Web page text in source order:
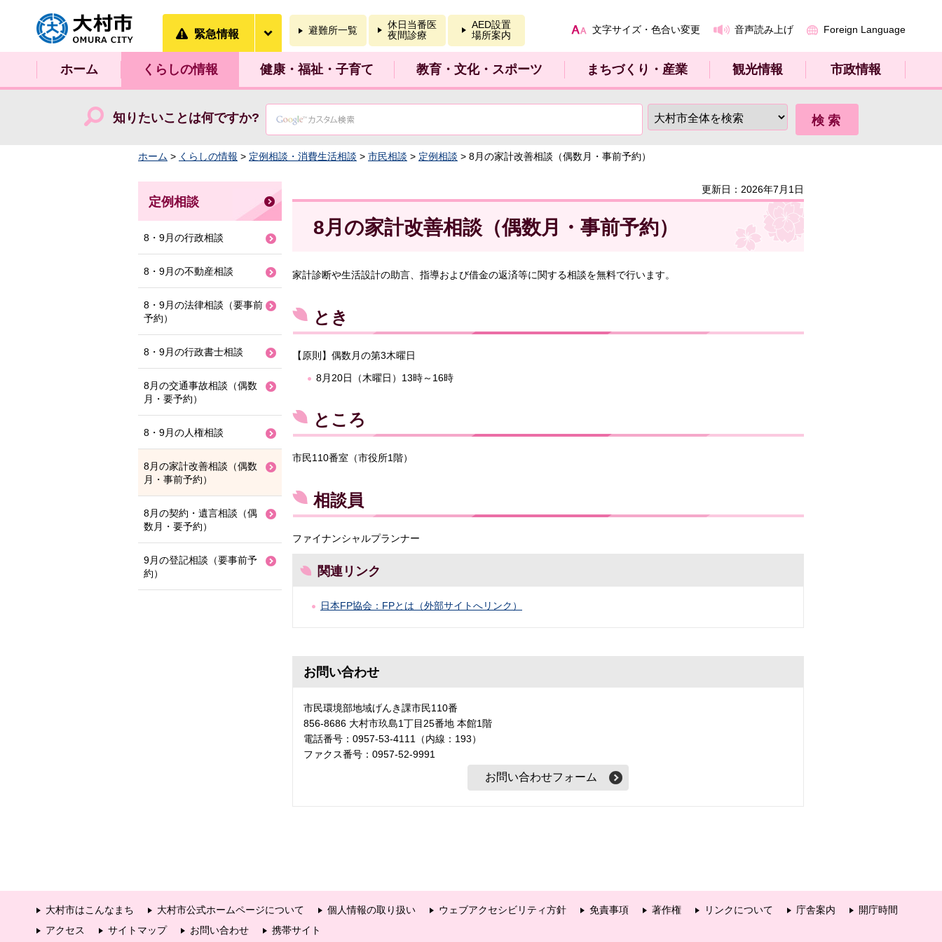
大村市
緊急情報 避難所一覧
休日当番医
夜間診療
AED設置
場所案内
文字サイズ・色合い変更 音声読み上げ Foreign Language
ホーム くらしの情報 健康・福祉・子育て 教育・文化・スポーツ まちづくり・産業 観光情報 市政情報
知りたいことは何ですか?
ホーム > くらしの情報 > 定例相談・消費生活相談 > 市民相談 > 定例相談 > 8月の家計改善相談（偶数月・事前予約）
更新日：2026年7月1日
8月の家計改善相談（偶数月・事前予約）
家計診断や生活設計の助言、指導および借金の返済等に関する相談を無料で行います。
とき
【原則】偶数月の第3木曜日
8月20日（木曜日）13時～16時
ところ
市民110番室（市役所1階）
相談員
ファイナンシャルプランナー
関連リンク
日本FP協会：FPとは（外部サイトへリンク）
お問い合わせ
市民環境部地域げんき課市民110番
856-8686 大村市玖島1丁目25番地 本館1階
電話番号：0957-53-4111（内線：193）
ファクス番号：0957-52-9991
定例相談
8・9月の行政相談
8・9月の不動産相談
8・9月の法律相談（要事前
予約）
8・9月の行政書士相談
8月の交通事故相談（偶数
月・要予約）
8・9月の人権相談
8月の家計改善相談（偶数
月・事前予約）
8月の契約・遺言相談（偶
数月・要予約）
9月の登記相談（要事前予
約）
大村市はこんなまち 大村市公式ホームページについて 個人情報の取り扱い ウェブアクセシビリティ方針 免責事項 著作権 リンクについて 庁舎案内
開庁時間
アクセス
サイトマップ お問い合わせ 携帯サイト